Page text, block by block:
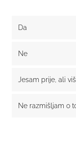
Da
Ne
Jesam prije, ali
Ne razmišljam o
Jesam prije, ali
Ne razmišljam o